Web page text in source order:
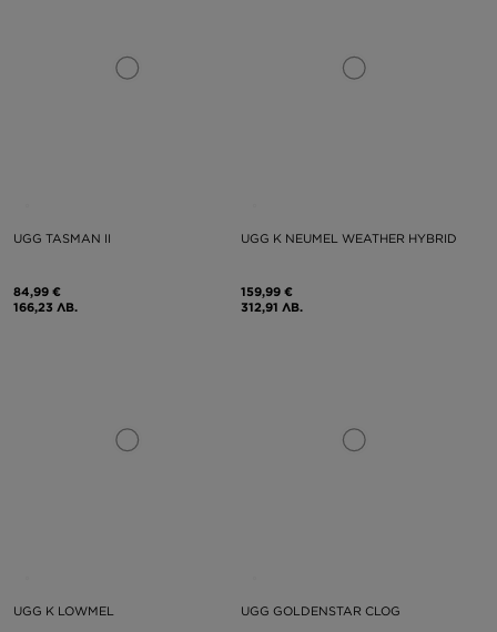
UGG TASMAN II
84,99 €
166,23 ЛВ.
UGG K NEUMEL WEATHER HYBRID
159,99 €
312,91 ЛВ.
UGG K LOWMEL UGG GOLDENSTAR CLOG